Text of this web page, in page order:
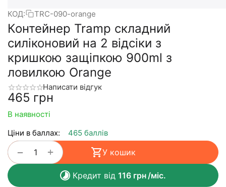
КОД: TRC-090-orange
Контейнер Tramp складний
силіконовий на 2 відсіки з
кришкою защіпкою 900ml з
ловилкою Orange
Написати відгук
‍465‍ грн
В наявності
Ціни в баллах:
465 баллів
+
− У кошик
Кредит від 116 грн/міс.